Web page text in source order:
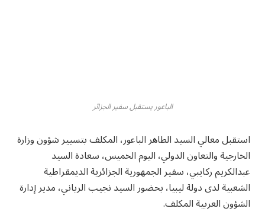
الباعور يستقبل سفير الجزائر
استقبل معالي السيد الطاهر الباعور، المكلف بتسيير شؤون وزارة
الخارجية والتعاون الدولي، اليوم الخميس، سعادة السيد
عبدالكريم ركايبي، سفير الجمهورية الجزائرية الديمقراطية
الشعبية لدى دولة ليبيا، بحضور السيد نجيب الرياني، مدير إدارة
الشؤون العربية المكلف.